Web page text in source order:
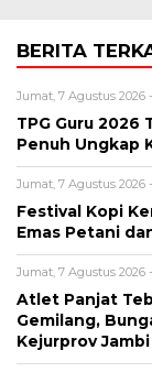
BERITA
Jumat, 7 Agustus 2026
TPG Guru 2026
Penuh Ungkap
Jumat, 7 Agustus 2026
Festival Kopi
Emas Petani
Jumat, 7 Agustus 2026
Atlet Panjat
Gemilang,
Kejurprov